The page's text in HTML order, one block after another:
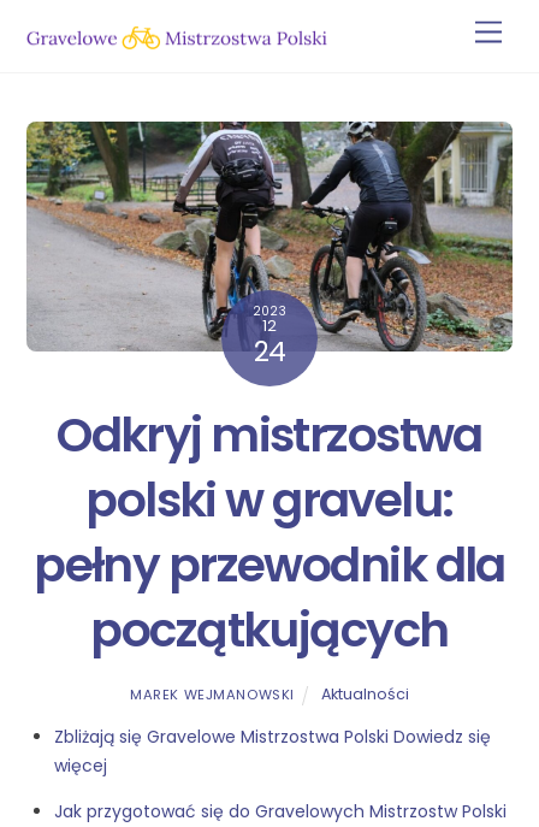
2023
12
24
Odkryj mistrzostwa
polski w gravelu:
pełny przewodnik dla
początkujących
MAREK WEJMANOWSKI Aktualności
Zbliżają się Gravelowe Mistrzostwa Polski Dowiedz się
więcej
Jak przygotować się do Gravelowych Mistrzostw Polski